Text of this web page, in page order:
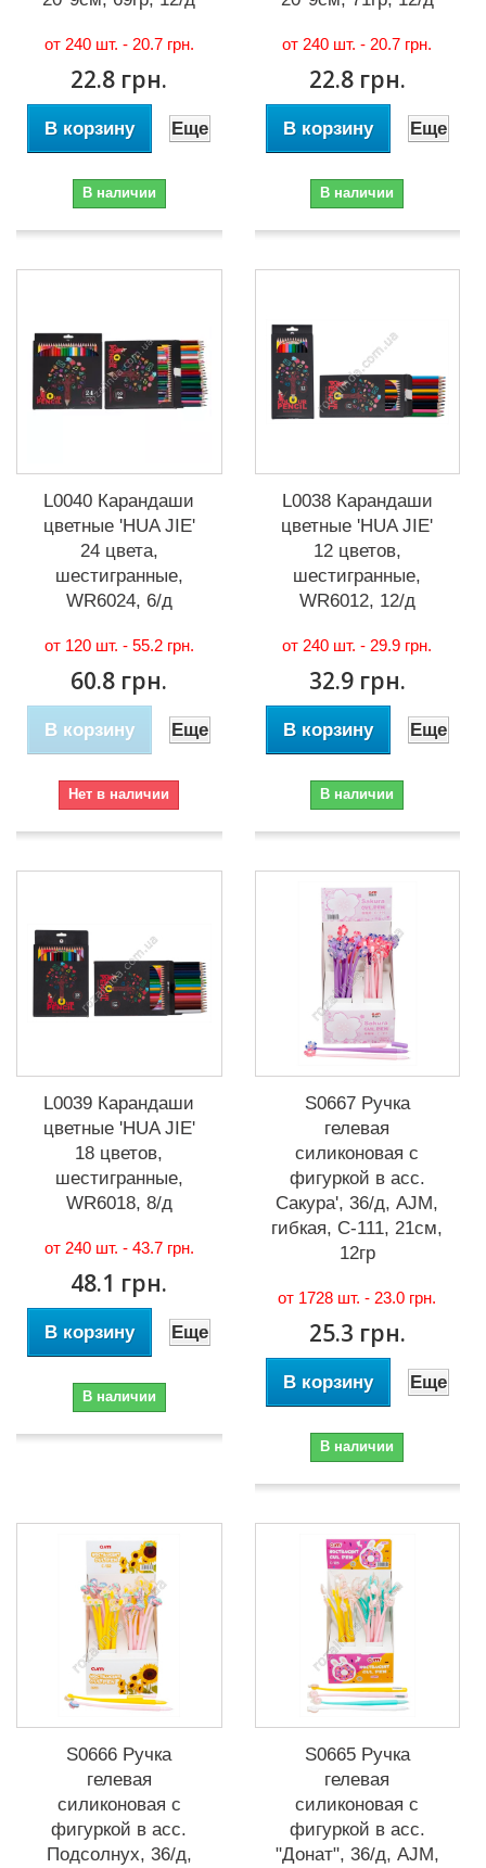
от 240 шт. - 20.7 грн.
22.8 грн.
В корзину Еще
В наличии
от 240 шт. - 20.7 грн.
22.8 грн.
В корзину Еще
В наличии
L0040 Карандаши
цветные 'HUA JIE'
24 цвета,
шестигранные,
WR6024, 6/д
от 120 шт. - 55.2 грн.
60.8 грн.
В корзину Еще
Нет в наличии
L0038 Карандаши
цветные 'HUA JIE'
12 цветов,
шестигранные,
WR6012, 12/д
от 240 шт. - 29.9 грн.
32.9 грн.
В корзину Еще
В наличии
L0039 Карандаши
цветные 'HUA JIE'
18 цветов,
шестигранные,
WR6018, 8/д
от 240 шт. - 43.7 грн.
48.1 грн.
В корзину Еще
В наличии
S0667 Ручка
гелевая
силиконовая с
фигуркой в асс.
Сакура', 36/д, AJM,
гибкая, С-111, 21см,
12гр
от 1728 шт. - 23.0 грн.
25.3 грн.
В корзину Еще
В наличии
S0666 Ручка
гелевая
силиконовая с
фигуркой в асс.
Подсолнух, 36/д,
S0665 Ручка
гелевая
силиконовая с
фигуркой в асс.
"Донат", 36/д, AJM,